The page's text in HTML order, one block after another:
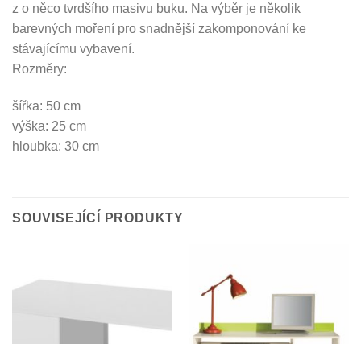
z o něco tvrdšího masivu buku. Na výběr je několik
barevných moření pro snadnější zakomponování ke
stávajícímu vybavení.
Rozměry:
šířka: 50 cm
výška: 25 cm
hloubka: 30 cm
SOUVISEJÍCÍ PRODUKTY